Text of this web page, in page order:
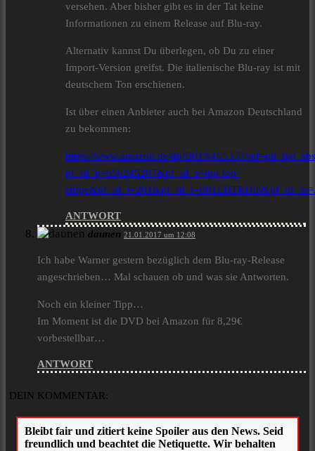
versehen. Aber bisher gibt es in der Tat keine
Informationen zu einem Release auf Blu-ray.
Alternativ kannst Du überlegen, ob Du zu einer
Import-Version greifst. Die italienische Blu-ray ist mit
deutschem Ton erschienen.
Ist über einen Anbieter auch bei Amazon Deutschland
zu bekommen:
https://www.amazon.de/dp/B01N465357/
pf_rd_p=556245207&pf_rd_s=lpo-top-
ANTWORT
daunen 21.01.2017 um 12:08
Ich habe Warner gestern bezüglich dem Blu-ray-Release
angeschrieben… Mal schauen ob und was sie Antworten.
Noch ein kleiner Tipp…
Im Moment ist die DVD bei Amazon für 8,29€
vorbestellbar…
ANTWORT
DEIN KOMMENTAR: